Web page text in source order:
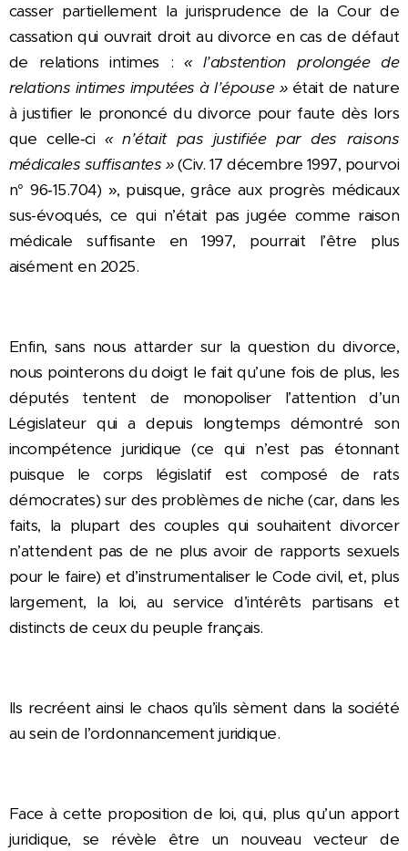
casser partiellement la jurisprudence de la Cour de
cassation qui ouvrait droit au divorce en cas de défaut
de relations intimes :« l’abstention prolongée de
relations intimes imputées à l’épouse »était de nature
à justifier le prononcé du divorce pour faute dès lors
que celle‑ci « n’était pas justifiée par des raisons
médicales suffisantes »(Civ. 17 décembre 1997, pourvoi
n° 96‑15.704) », puisque, grâce aux progrès médicaux
sus-évoqués, ce qui n’était pas jugée comme raison
médicale suffisante en 1997, pourrait l’être plus
aisément en 2025.
Enfin, sans nous attarder sur la question du divorce,
nous pointerons du doigt le fait qu’une fois de plus, les
députés tentent de monopoliser l’attention d’un
Législateur qui a depuis longtemps démontré son
incompétence juridique (ce qui n’est pas étonnant
puisque le corps législatif est composé de rats
démocrates) sur des problèmes de niche (car, dans les
faits, la plupart des couples qui souhaitent divorcer
n’attendent pas de ne plus avoir de rapports sexuels
pour le faire) et d’instrumentaliser le Code civil, et, plus
largement, la loi, au service d’intérêts partisans et
distincts de ceux du peuple français.
Ils recréent ainsi le chaos qu’ils sèment dans la société
au sein de l’ordonnancement juridique.
Face à cette proposition de loi, qui, plus qu’un apport
juridique, se révèle être un nouveau vecteur de